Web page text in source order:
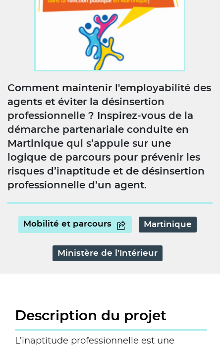
Comment maintenir l'employabilité des
agents et éviter la désinsertion
professionnelle ? Inspirez-vous de la
démarche partenariale conduite en
Martinique qui s’appuie sur une
logique de parcours pour prévenir les
risques d’inaptitude et de désinsertion
professionnelle d’un agent.
Mobilité et parcours Martinique
Ministère de l’Intérieur
Description du projet
L’inaptitude professionnelle est une